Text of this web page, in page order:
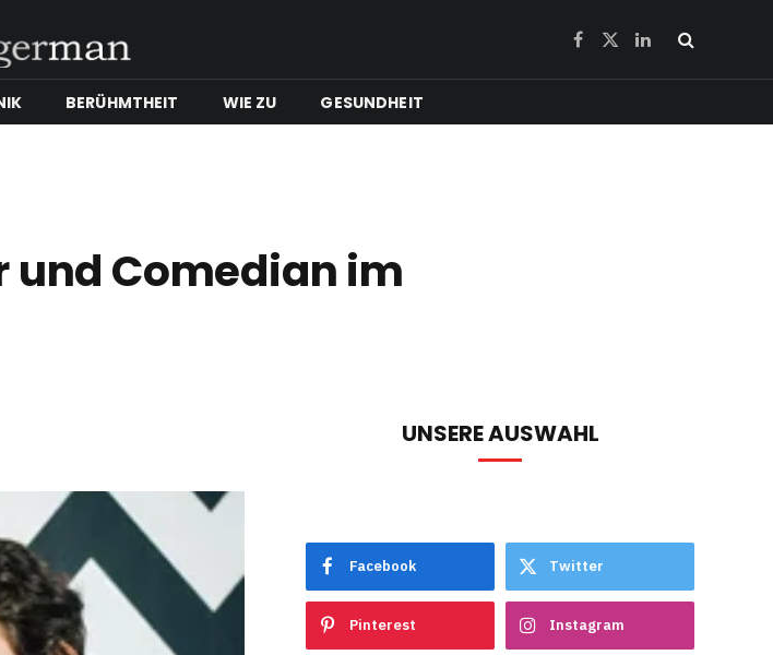
Facebook
X
LinkedIn
BERÜHMTHEIT WIE ZU GESUNDHEIT
und Comedian im
UNSERE AUSWAHL
Facebook Twitter
Pinterest Instagram